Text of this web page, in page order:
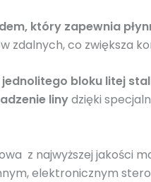
który zapewnia
zdalnych, co zwiększa
bloku litej
linydzięki
z najwyższej jakości
elektronicznym